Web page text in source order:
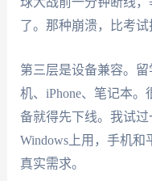
了。那种崩溃，比考试
第三层是设备兼容。
机、iPhone、笔记本
备就得先下线。我试
Windows上用，手机
真实需求。